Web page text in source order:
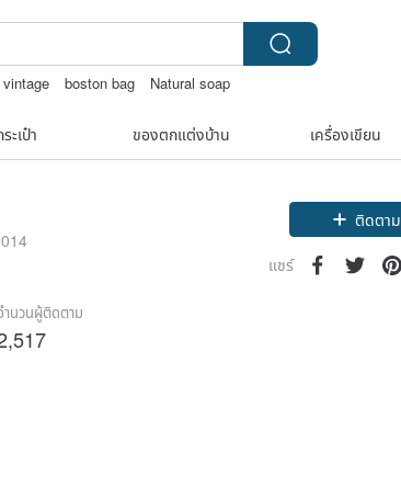
boston bag
Natural soap
ะเป๋า ของตกแต่งบ้าน เครื่องเขียน
ำนวนผู้ติดตาม
ติดตาม
แชร์